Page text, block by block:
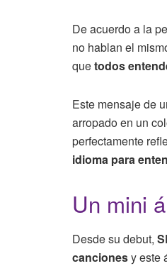
De acuerdo a la
no hablan el
quetodos
Este mensaje de
arropado en un
perfectamente
idioma para
Un mini
Desde su debut,
cancionesy este